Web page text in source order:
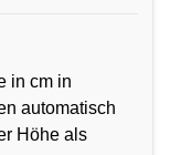
in cm in
automatisch
Höhe als